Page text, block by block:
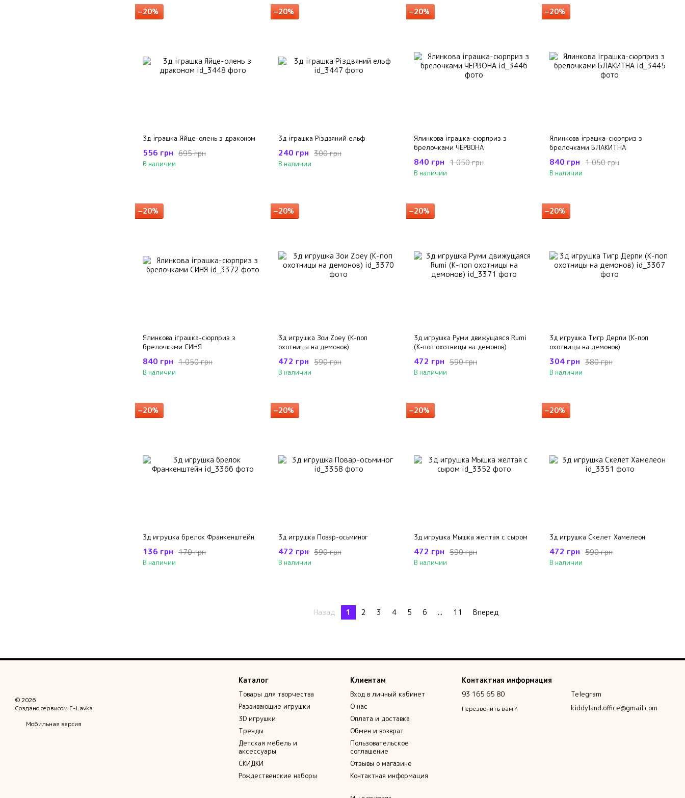
−20%
3д іграшка Яйце-олень з драконом
695 грн
556 грн
В наличии
−20%
3д іграшка Різдвяний ельф
300 грн
240 грн
В наличии
−20%
Ялинкова іграшка-сюрприз з
брелочками ЧЕРВОНА
1 050 грн
840 грн
В наличии
−20%
Ялинкова іграшка-сюрприз з
брелочками БЛАКИТНА
1 050 грн
840 грн
В наличии
−20%
Ялинкова іграшка-сюрприз з
брелочками СИНЯ
1 050 грн
840 грн
В наличии
−20%
3д игрушка Зои Zoey (К-поп
охотницы на демонов)
590 грн
472 грн
В наличии
−20%
3д игрушка Руми движущаяся Rumi
(К-поп охотницы на демонов)
590 грн
472 грн
В наличии
−20%
3д игрушка Тигр Дерпи (К-поп
охотницы на демонов)
380 грн
304 грн
В наличии
−20%
3д игрушка брелок Франкенштейн
170 грн
136 грн
В наличии
−20%
3д игрушка Повар-осьминог
590 грн
472 грн
В наличии
−20%
3д игрушка Мышка желтая с сыром
590 грн
472 грн
В наличии
−20%
3д игрушка Скелет Хамелеон
590 грн
472 грн
В наличии
Назад 1 2 3 4 5 6 ... 11 Вперед
© 2026
Создано сервисом E-Lavka
Мобильная версия
Каталог
Товары для творчества
Развивающие игрушки
3D игрушки
Тренды
Детская мебель и
аксессуары
СКИДКИ
Рождественские наборы
Клиентам
Вход в личный кабинет
О нас
Оплата и доставка
Обмен и возврат
Пользовательское
соглашение
Отзывы о магазине
Контактная информация
Контактная информация
93 165 65 80
Перезвонить вам?
Telegram
kiddyland.office@gmail.com